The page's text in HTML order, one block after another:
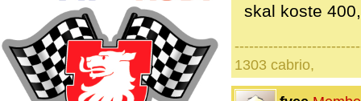
skal koste
1303 cabrio,